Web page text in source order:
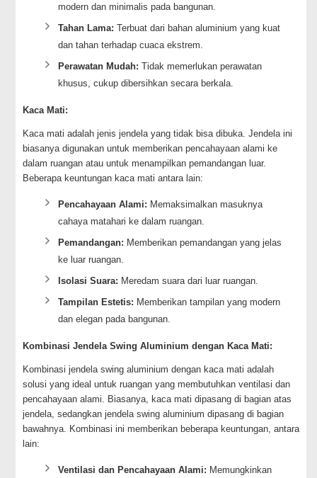
modern dan minimalis pada bangunan.
Tahan Lama: Terbuat dari bahan aluminium yang kuat
dan tahan terhadap cuaca ekstrem.
Perawatan Mudah: Tidak memerlukan perawatan
khusus, cukup dibersihkan secara berkala.
Kaca Mati:
Kaca mati adalah jenis jendela yang tidak bisa dibuka. Jendela ini
biasanya digunakan untuk memberikan pencahayaan alami ke
dalam ruangan atau untuk menampilkan pemandangan luar.
Beberapa keuntungan kaca mati antara lain:
Pencahayaan Alami: Memaksimalkan masuknya
cahaya matahari ke dalam ruangan.
Pemandangan: Memberikan pemandangan yang jelas
ke luar ruangan.
Isolasi Suara: Meredam suara dari luar ruangan.
Tampilan Estetis: Memberikan tampilan yang modern
dan elegan pada bangunan.
Kombinasi Jendela Swing Aluminium dengan Kaca Mati:
Kombinasi jendela swing aluminium dengan kaca mati adalah
solusi yang ideal untuk ruangan yang membutuhkan ventilasi dan
pencahayaan alami. Biasanya, kaca mati dipasang di bagian atas
jendela, sedangkan jendela swing aluminium dipasang di bagian
bawahnya. Kombinasi ini memberikan beberapa keuntungan, antara
lain:
Ventilasi dan Pencahayaan Alami: Memungkinkan